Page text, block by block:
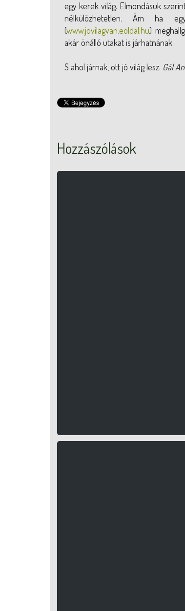
egy kerek világ. Elmondásuk
nélkülözhetetlen. Ám ha
(www.jovilagvan.eoldal.hu)
akár önálló utakat is járhatnának.
S ahol járnak, ott jó világ lesz. Gál
Hozzászólások